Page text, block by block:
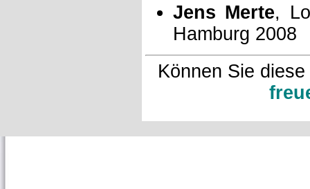
Jens Merte,
Hamburg 2008
Können Sie